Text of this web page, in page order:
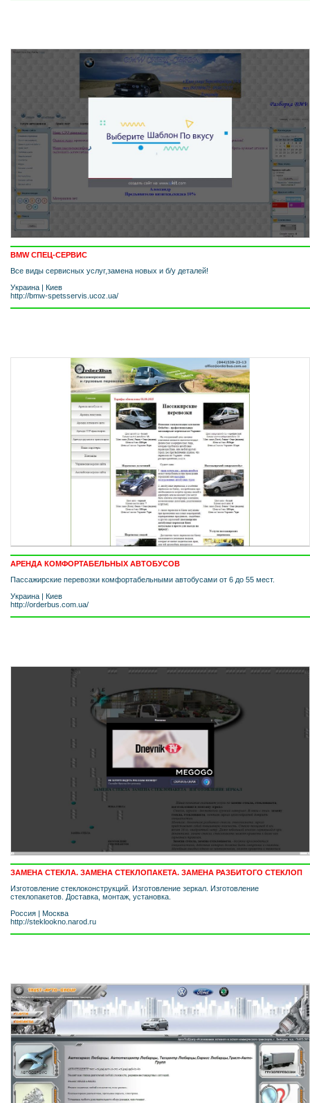
BMW СПЕЦ-СЕРВИС
Все виды сервисных услуг,замена новых и б/у деталей!
Украина | Киев
http://bmw-spetsservis.ucoz.ua/
АРЕНДА КОМФОРТАБЕЛЬНЫХ АВТОБУСОВ
Пассажирские перевозки комфортабельными автобусами от 6 до 55 мест.
Украина | Киев
http://orderbus.com.ua/
ЗАМЕНА СТЕКЛА. ЗАМЕНА СТЕКЛОПАКЕТА. ЗАМЕНА РАЗБИТОГО СТЕКЛОП
Изготовление стеклоконструкций. Изготовление зеркал. Изготовление
стеклопакетов. Доставка, монтаж, установка.
Россия | Москва
http://steklookno.narod.ru